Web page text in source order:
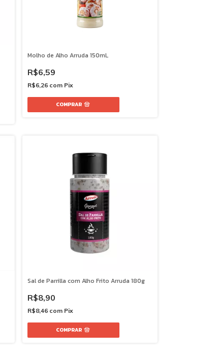
Molho de Alho Arruda 150mL
R$6,59
R$6,26 com Pix
Sal de Parrilla com Alho Frito Arruda 180g
R$8,90
R$8,46 com Pix